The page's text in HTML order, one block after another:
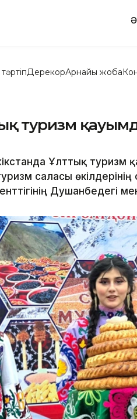
ДерекқорАрнайы жоба
туризм
Ұлттық туризм
саласы
Душанбедегі